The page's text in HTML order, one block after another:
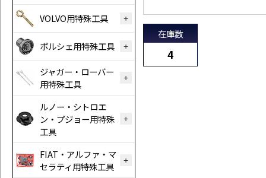
VOLVO用特殊工具
ポルシェ用特殊工具
ジャガー・ローバー
用特殊工具
ルノー・シトロエ
ン・プジョー用特殊
工具
FIAT・アルファ・マ
セラティ用特殊工具
在庫数
4